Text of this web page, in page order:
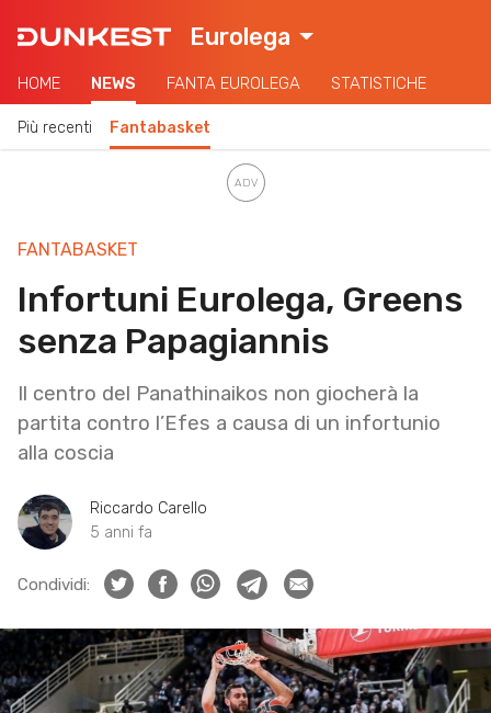
Eurolega
HOME NEWS FANTA EUROLEGA STATISTICHE
Più recenti Fantabasket
FANTABASKET
Infortuni Eurolega, Greens
senza Papagiannis
Il centro del Panathinaikos non giocherà la
partita contro l’Efes a causa di un infortunio
alla coscia
Riccardo Carello
5 anni fa
Condividi: